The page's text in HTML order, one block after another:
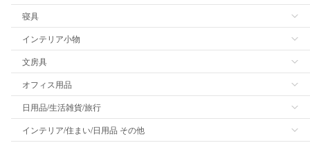
寝具
インテリア小物
文房具
オフィス用品
日用品/生活雑貨/旅行
インテリア/住まい/日用品 その他